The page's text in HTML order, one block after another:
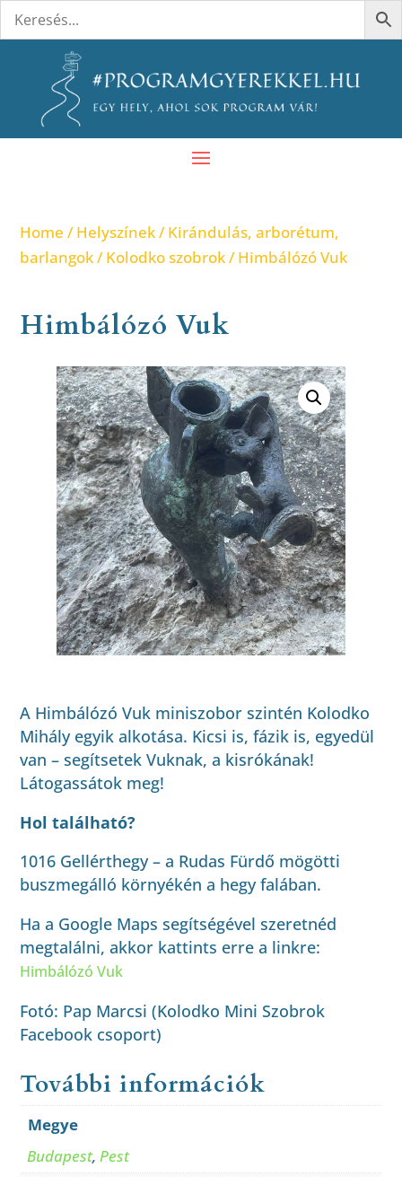
Home /Helyszínek/Kirándulás, arborétum,
barlangok/Kolodko szobrok/ Himbálózó Vuk
Himbálózó Vuk
A Himbálózó Vuk miniszobor szintén Kolodko
Mihály egyik alkotása. Kicsi is, fázik is, egyedül
van – segítsetek Vuknak, a kisrókának!
Látogassátok meg!
Hol található?
1016 Gellérthegy – a Rudas Fürdő mögötti
buszmegálló környékén a hegy falában.
Ha a Google Maps segítségével szeretnéd
megtalálni, akkor kattints erre a linkre:
Himbálózó Vuk
Fotó: Pap Marcsi (Kolodko Mini Szobrok
Facebook csoport)
További információk
Megye
Budapest,Pest